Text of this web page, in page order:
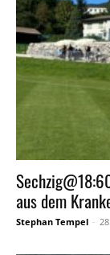
aus dem
Stephan Tempel -